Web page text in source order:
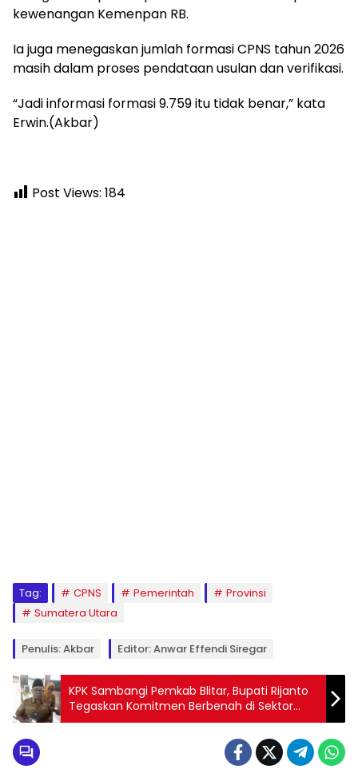
kewenangan Kemenpan RB.
Ia juga menegaskan jumlah formasi CPNS tahun 2026
masih dalam proses pendataan usulan dan verifikasi.
“Jadi informasi formasi 9.759 itu tidak benar,” kata
Erwin.(Akbar)
Post Views: 184
Tag: CPNS Pemerintah
Provinsi
Sumatera Utara
Penulis: Akbar Editor: Anwar Effendi Siregar
KPK Sambangi Pemkab Blitar, Bupati Rijanto
Tegaskan Komitmen Berbenah di Sektor
Rawan Korupsi